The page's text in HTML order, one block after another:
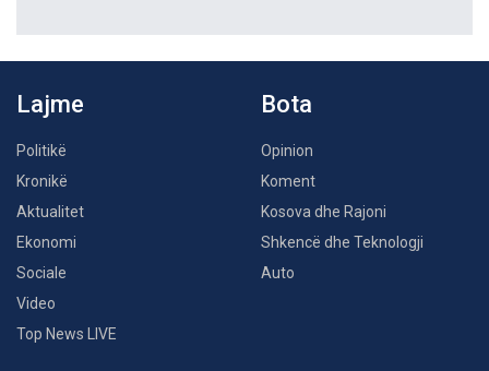
Lajme
Politikë
Kronikë
Aktualitet
Ekonomi
Sociale
Video
Top News LIVE
Bota
Opinion
Koment
Kosova dhe Rajoni
Shkencë dhe Teknologji
Auto